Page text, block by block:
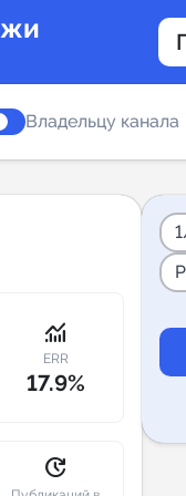
читаемости
Владельцу канала
monitoring
ERR
17.9%
update